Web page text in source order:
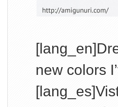
new colors